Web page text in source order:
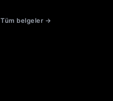
Tüm belgeler →